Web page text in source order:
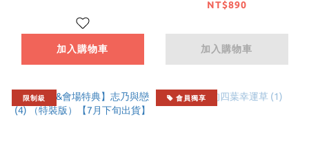
加入購物車
愛 (4)、(5) （完結書
出貨】
NT$890
加入購物車
限制級 會員獨享